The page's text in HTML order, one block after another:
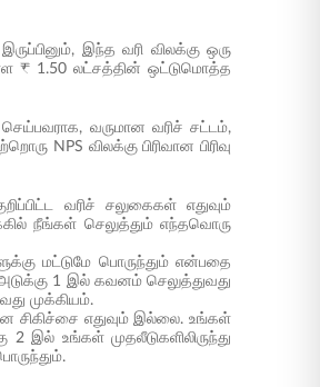
இந்த வரி விலக்கு ஒரு
₹ 1.50 லட்சத்தின் ஒட்டுமொத்த
வருமான வரிச் சட்டம்,
NPS விலக்கு பிரிவான பிரிவு
வரிச் சலுகைகள் எதுவும்
நீங்கள் செலுத்தும் எந்தவொரு
மட்டுமே பொருந்தும் என்பதை
1 இல் கவனம் செலுத்துவது
முக்கியம்.
சிகிச்சை எதுவும் இல்லை. உங்கள்
2 இல் உங்கள் முதலீடுகளிலிருந்து